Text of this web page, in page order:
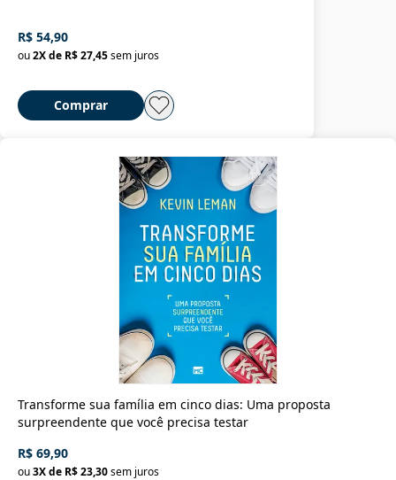
R$ 54,90
ou2X de R$ 27,45sem juros
Comprar
Transforme sua família em cinco dias: Uma proposta
surpreendente que você precisa testar
R$ 69,90
ou3X de R$ 23,30sem juros